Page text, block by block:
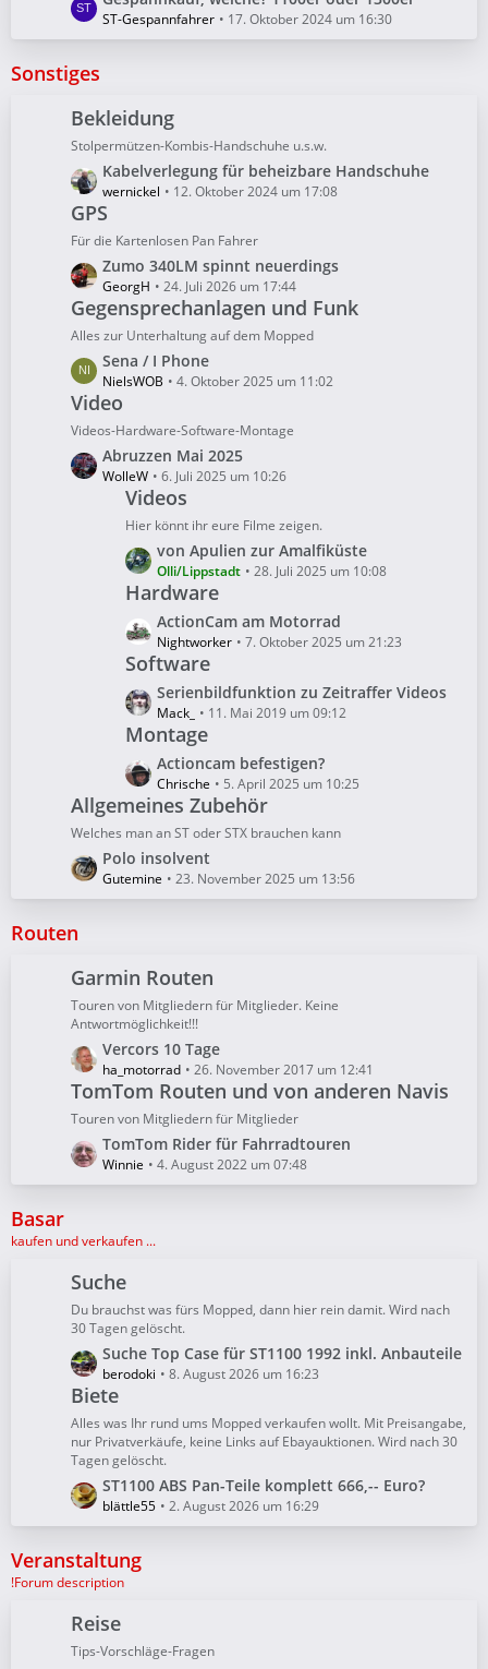
i
ä
e
e
B
i
r
ä
g
e
e
t
t
e
B
e
i
t
r
ä
g
e
ST-Gespannfahrer 17. Oktober 2024 um 16:30
Sonstiges
Bekleidung
Stolpermützen-Kombis-Handschuhe u.s.w.
L
e
t
z
e
B
i
t
r
ä
g
e
Kabelverlegung für beheizbare Handschuhe
wernickel 12. Oktober 2024 um 17:08
GPS
Für die Kartenlosen Pan Fahrer
L
e
t
z
e
B
i
t
r
Zumo 340LM spinnt neuerdings
GeorgH 24. Juli 2026 um 17:44
Gegensprechanlagen und Funk
Alles zur Unterhaltung auf dem Mopped
L
e
t
z
e
Sena / I Phone
NielsWOB 4. Oktober 2025 um 11:02
Video
Videos-Hardware-Software-Montage
L
e
Abruzzen Mai 2025
WolleW 6. Juli 2025 um 10:26
Videos
Hier könnt ihr eure Filme zeigen.
L
e
t
t
e
e
i
t
r
ä
g
e
von Apulien zur Amalfiküste
Olli/Lippstadt 28. Juli 2025 um 10:08
Hardware
e
t
z
t
e
e
t
r
ä
g
e
ActionCam am Motorrad
Nightworker 7. Oktober 2025 um 21:23
Software
L
e
t
t
e
e
i
t
e
Serienbildfunktion zu Zeitraffer Videos
Mack_ 11. Mai 2019 um 09:12
Montage
L
e
t
z
t
e
B
r
ä
g
e
Actioncam befestigen?
Chrische 5. April 2025 um 10:25
Allgemeines Zubehör
Welches man an ST oder STX brauchen kann
L
e
t
t
e
B
e
i
t
r
ä
g
e
Polo insolvent
Gutemine 23. November 2025 um 13:56
Routen
Garmin Routen
Touren von Mitgliedern für Mitglieder. Keine
Antwortmöglichkeit!!!
L
e
t
z
e
B
t
ä
g
e
Vercors 10 Tage
ha_motorrad 26. November 2017 um 12:41
TomTom Routen und von anderen Navis
Touren von Mitgliedern für Mitglieder
L
e
t
e
B
e
i
t
r
ä
g
e
TomTom Rider für Fahrradtouren
Winnie 4. August 2022 um 07:48
Basar
kaufen und verkaufen ...
Suche
Du brauchst was fürs Mopped, dann hier rein damit. Wird nach
30 Tagen gelöscht.
L
e
t
z
t
e
B
e
i
r
ä
g
e
Suche Top Case für ST1100 1992 inkl. Anbauteile
berodoki 8. August 2026 um 16:23
Biete
Alles was Ihr rund ums Mopped verkaufen wollt. Mit Preisangabe,
nur Privatverkäufe, keine Links auf Ebayauktionen. Wird nach 30
Tagen gelöscht.
L
e
t
z
t
e
B
e
i
ST1100 ABS Pan-Teile komplett 666,-- Euro?
blättle55 2. August 2026 um 16:29
Veranstaltung
!Forum description
Reise
Tips-Vorschläge-Fragen